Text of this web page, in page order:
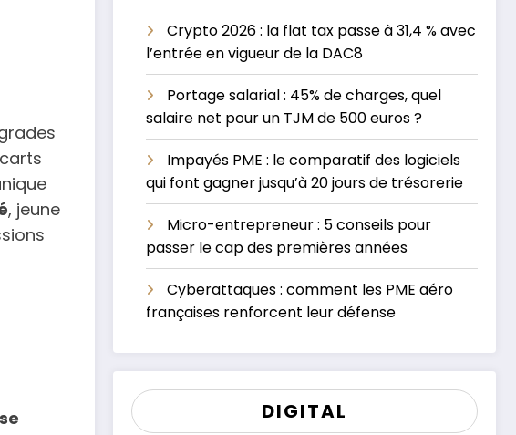
, jeune
Crypto 2026 : la flat tax passe à 31,4 % avec
l’entrée en vigueur de la DAC8
Portage salarial : 45% de charges, quel
salaire net pour un TJM de 500 euros ?
Impayés PME : le comparatif des logiciels
qui font gagner jusqu’à 20 jours de trésorerie
Micro-entrepreneur : 5 conseils pour
passer le cap des premières années
Cyberattaques : comment les PME aéro
françaises renforcent leur défense
DIGITAL